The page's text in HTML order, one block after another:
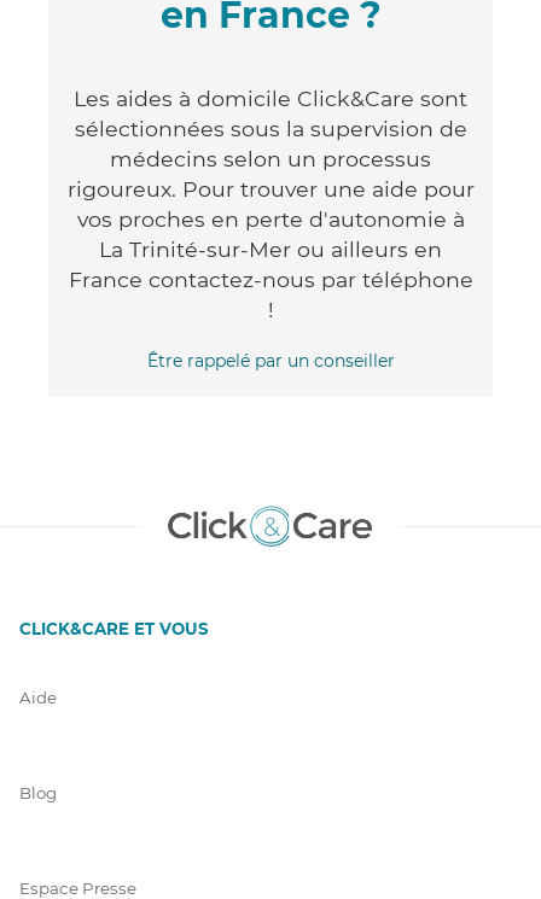
en France ?
Les aides à domicile Click&Care sont
sélectionnées sous la supervision de
médecins selon un processus
rigoureux. Pour trouver une aide pour
vos proches en perte d'autonomie à
La Trinité-sur-Mer ou ailleurs en
France contactez-nous par téléphone
!
Être rappelé par un conseiller
CLICK&CARE ET VOUS
Aide
Blog
Espace Presse